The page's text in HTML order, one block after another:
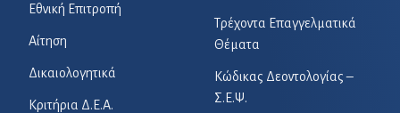
Τρέχοντα Επαγγελματικά
Θέματα
Κώδικας Δεοντολογίας –
Σ.Ε.Ψ.
Εθνική Επιτροπή
Αίτηση
Δικαιολογητικά
Κριτήρια Δ.Ε.Α.